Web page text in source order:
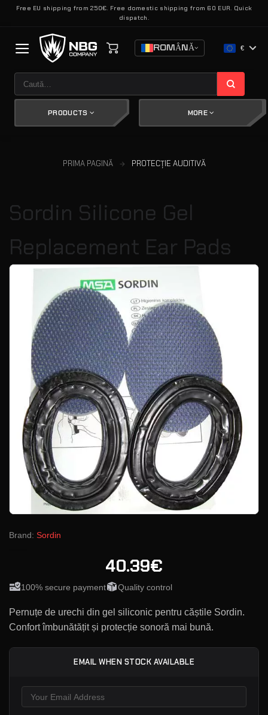
SkipFree EU shipping from 250€. Free domestic shipping from 60 EUR. Quick
dispatch.
ROMÂNĂ €
după:
PRODUCTS MORE
PRIMA PAGINĂ PROTECȚIE AUDITIVĂ
Sordin Silicone Gel
Replacement Ear Pads
Brand: Sordin
40.39€
100% secure payment Quality control
Pernuțe de urechi din gel siliconic pentru căștile Sordin.
Confort îmbunătățit și protecție sonoră mai bună.
EMAIL WHEN STOCK AVAILABLE